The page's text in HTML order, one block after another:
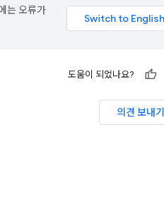
는 오류가
도움이 되었나요?
의견 보내기